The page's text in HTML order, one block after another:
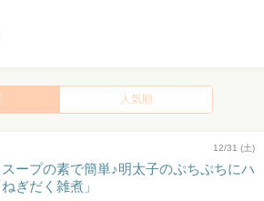
人気順
12/31 (土)
ープの素で簡単♪明太子のぷちぷちにハ
ぎだく雑煮」